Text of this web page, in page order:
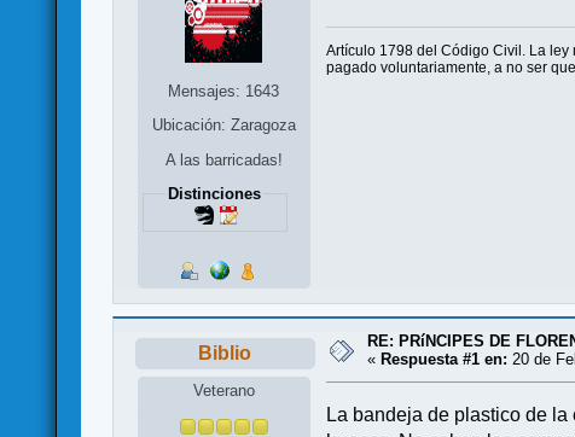
Mensajes: 1643
Ubicación: Zaragoza
A las barricadas!
Distinciones
Artículo 1798 del Código Civil. La
pagado voluntariamente, a no ser
Biblio
Veterano
RE: PRíNCIPES DE
«Respuesta #1 en: 20 de
La bandeja de plastico de